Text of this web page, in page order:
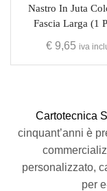
Nastro In Juta
Fascia Larga (1
€9,65 iva
Cartotecnica
cinquant’anni è
personalizzato,
per